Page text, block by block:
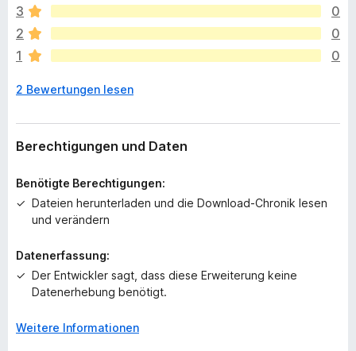
e
g
e
n
o
h
k
i
e
w
e
u
3
0
2
0
1
0
2 Bewertungen lesen
Berechtigungen und Daten
Benötigte Berechtigungen:
Dateien herunterladen und die Download-Chronik lesen
und verändern
Datenerfassung:
Der Entwickler sagt, dass diese Erweiterung keine
Datenerhebung benötigt.
Weitere Informationen